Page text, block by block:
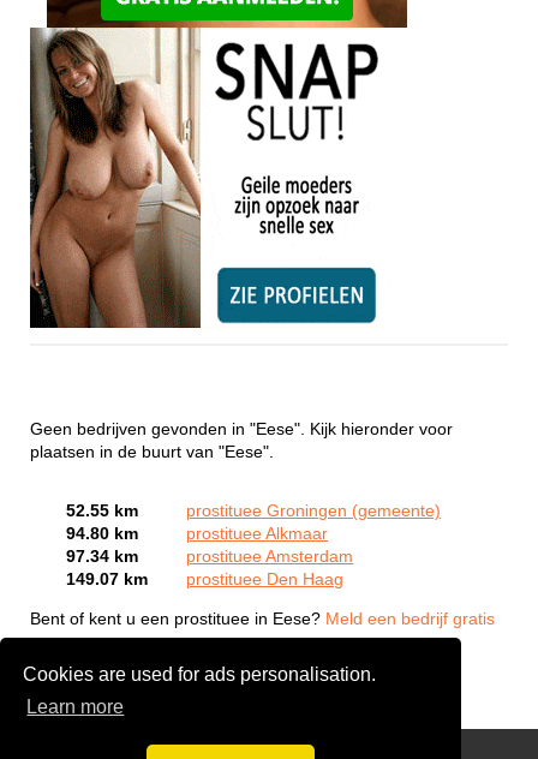
Cookies are used for ads personalisation.
Learn more
Geen bedrijven gevonden in "Eese". Kijk hieronder voor
plaatsen in de buurt van "Eese".
52.55 km
prostituee Groningen (gemeente)
94.80 km
prostituee Alkmaar
97.34 km
prostituee Amsterdam
149.07 km
prostituee Den Haag
Bent of kent u een prostituee in Eese? Meld een bedrijf gratis
aan